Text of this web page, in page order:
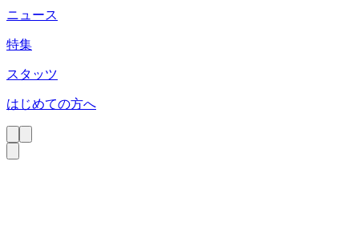
ニュース
特集
スタッツ
はじめての方へ